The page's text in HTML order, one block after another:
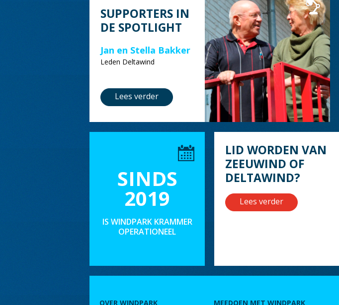
SUPPORTERS IN
DE SPOTLIGHT
Jan en Stella Bakker
Leden Deltawind
Lees verder
SINDS
2019
IS WINDPARK KRAMMER
OPERATIONEEL
LID WORDEN VAN
ZEEUWIND OF
DELTAWIND?
Lees verder
OVER WINDPARK MEEDOEN MET WINDPARK